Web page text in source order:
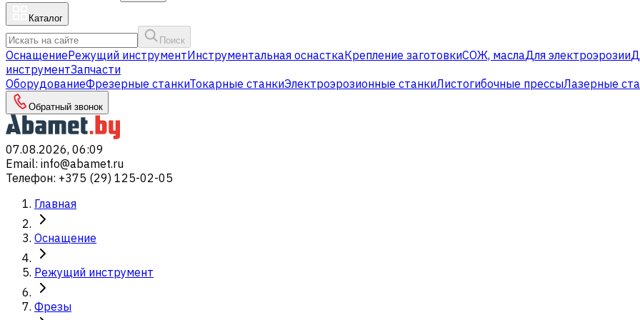
Каталог
Поиск
ОснащениеРежущий инструментИнструментальная оснасткаКрепление заготовкиСОЖ, маслаДля электроэрозии
инструментЗапчасти
ОборудованиеФрезерные станкиТокарные станкиЭлектроэрозионные станкиЛистогибочные прессыЛазерные
Обратный звонок
07.08.2026, 06:09
Email: info@abamet.ru
Телефон: +375 (29) 125-02-05
Главная
Оснащение
Режущий инструмент
Фрезы